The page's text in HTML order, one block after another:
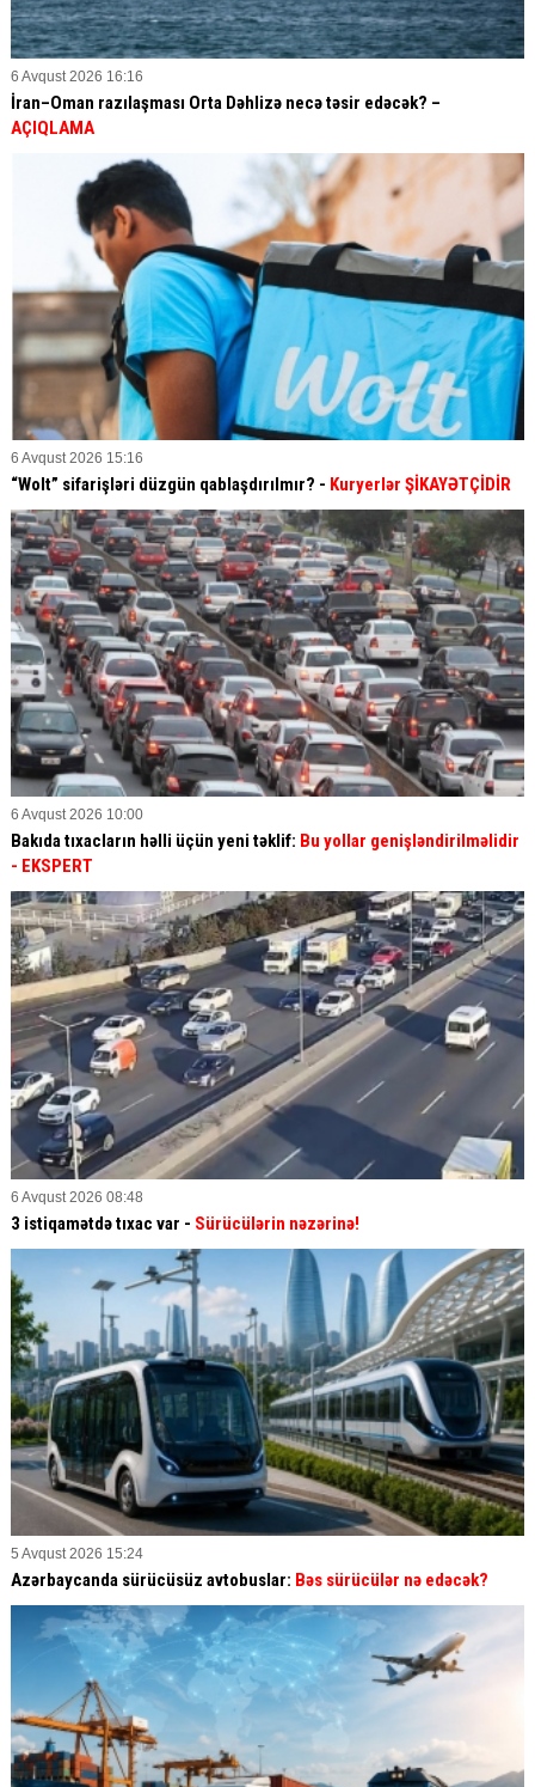
6 Avqust 2026 16:16
İran–Oman razılaşması Orta Dəhlizə necə təsir edəcək? –
AÇIQLAMA
6 Avqust 2026 15:16
“Wolt” sifarişləri düzgün qablaşdırılmır? - Kuryerlər ŞİKAYƏTÇİDİR
6 Avqust 2026 10:00
Bakıda tıxacların həlli üçün yeni təklif: Bu yollar genişləndirilməlidir
- EKSPERT
6 Avqust 2026 08:48
3 istiqamətdə tıxac var - Sürücülərin nəzərinə!
5 Avqust 2026 15:24
Azərbaycanda sürücüsüz avtobuslar: Bəs sürücülər nə edəcək?